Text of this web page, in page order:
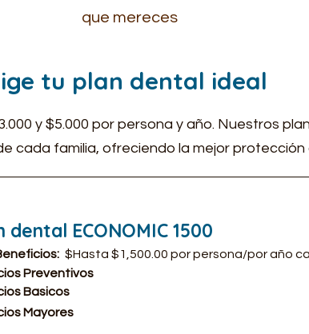
que mereces
tu plan dental ideal
y $5.000 por persona y año. Nuestros
cada familia, ofreciendo la mejor protección
dental ECONOMIC 1500
$Hasta $1,500.00 por persona/por año
Preventivos
Basicos
Mayores